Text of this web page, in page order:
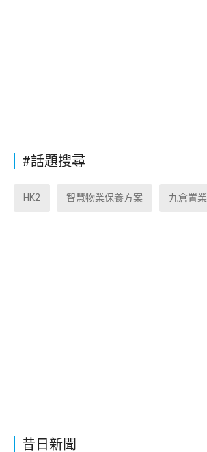
昔日新聞
#話題搜尋
HK2 智慧物業保養方案 九倉置業